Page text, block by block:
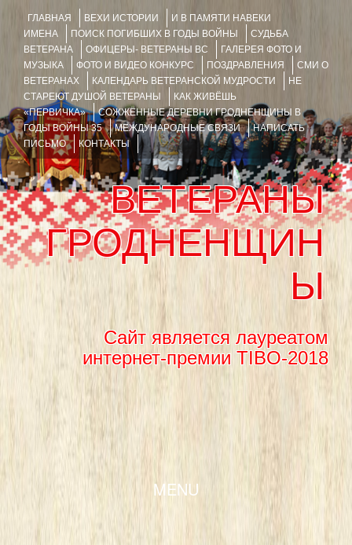
ГЛАВНАЯ ВЕХИ ИСТОРИИ
И В ПАМЯТИ НАВЕКИ
ИМЕНА
ПОИСК ПОГИБШИХ В ГОДЫ ВОЙНЫ
СУДЬБА
ВЕТЕРАНА
ОФИЦЕРЫ- ВЕТЕРАНЫ ВС
ГАЛЕРЕЯ ФОТО И
МУЗЫКА
ФОТО И ВИДЕО КОНКУРС ПОЗДРАВЛЕНИЯ
СМИ О
ВЕТЕРАНАХ
КАЛЕНДАРЬ ВЕТЕРАНСКОЙ МУДРОСТИ
НЕ
СТАРЕЮТ ДУШОЙ ВЕТЕРАНЫ
КАК ЖИВЁШЬ
«ПЕРВИЧКА»
СОЖЖЁННЫЕ ДЕРЕВНИ ГРОДНЕНЩИНЫ В
ГОДЫ ВОЙНЫ 35
МЕЖДУНАРОДНЫЕ СВЯЗИ
НАПИСАТЬ
ПИСЬМО
КОНТАКТЫ
ВЕТЕРАНЫ
ГРОДНЕНЩИН
Ы
Сайт является лауреатом
интернет-премии TIBO-2018
MENU